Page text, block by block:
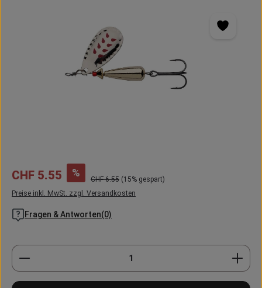
Verkaufspreis:
CHF 5.55 % Regulärer Preis:
CHF 6.55 (15% gespart)
Preise inkl. MwSt. zzgl. Versandkosten
Fragen & Antworten(0)
Produkt Anzahl: Gib den gewünschten Wert ein